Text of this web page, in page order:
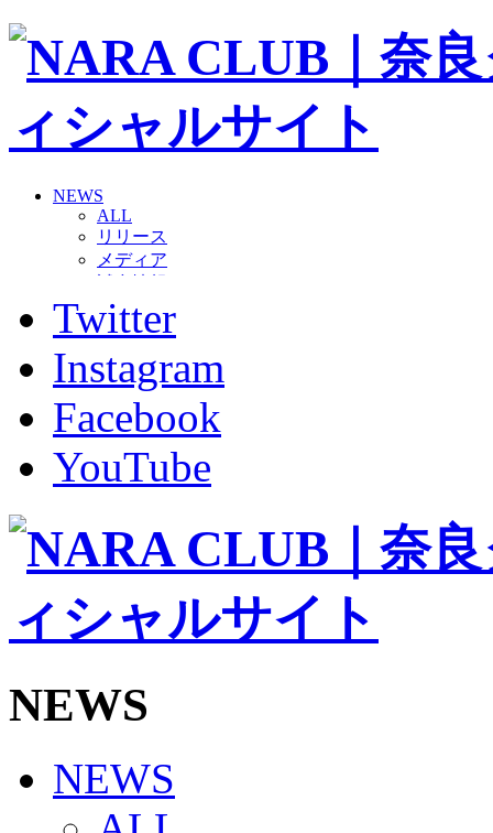
NEWS
ALL
リリース
メディア
グッズ
ファンコミュニティ
ホームタウン
コラム
その他
TEAM
2026/27トップチーム
2026/27トップチームスタッフ
バモス
チアダンススクール
ボランティアチーム「volundeer」
ビクトリーロード
HOMEGAME
観戦ルール＆マナー
Jリーグ運営管理規定
写真・動画使用ガイドライン
SCHEDULE
2026/27
練習見学時のファンサービスについて
TICKET
Twitter
Instagram
Facebook
YouTube
NEWS
NEWS